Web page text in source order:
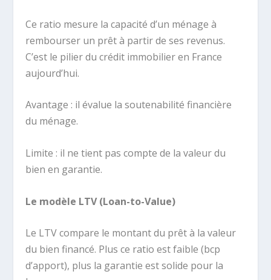
Ce ratio mesure la capacité d’un ménage à
rembourser un prêt à partir de ses revenus.
C’est le pilier du crédit immobilier en France
aujourd’hui.
Avantage : il évalue la soutenabilité financière
du ménage.
Limite : il ne tient pas compte de la valeur du
bien en garantie.
Le modèle LTV (Loan-to-Value)
Le LTV compare le montant du prêt à la valeur
du bien financé. Plus ce ratio est faible (bcp
d’apport), plus la garantie est solide pour la